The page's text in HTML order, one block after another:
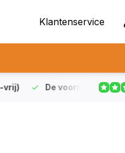
Klantenservice
De voorraad die